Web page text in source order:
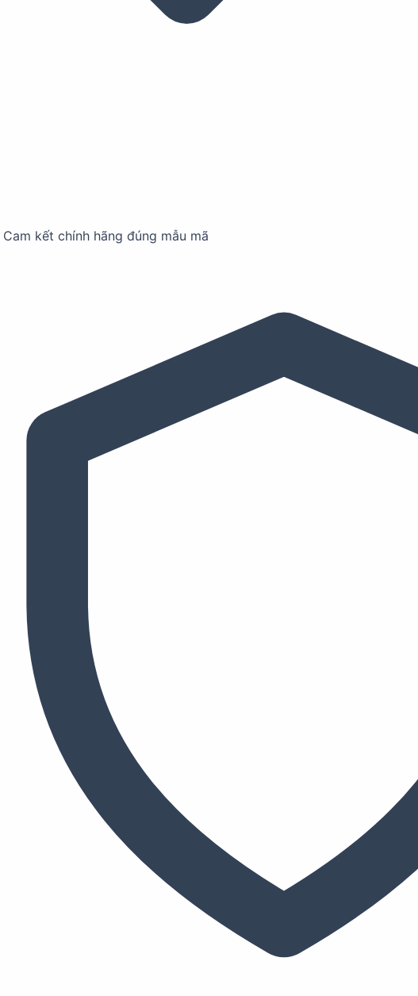
Cam kết chính hãng đúng mẫu mã